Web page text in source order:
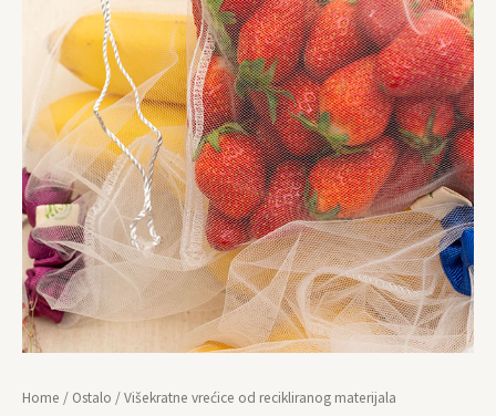
Home / Ostalo / Višekratne vrećice od recikliranog materijala